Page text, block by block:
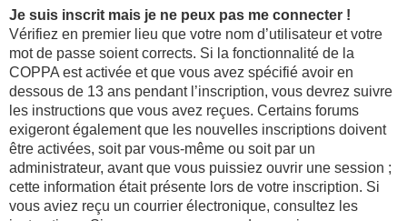
Je suis inscrit mais je ne peux pas me connecter !
Vérifiez en premier lieu que votre nom d’utilisateur et votre
mot de passe soient corrects. Si la fonctionnalité de la
COPPA est activée et que vous avez spécifié avoir en
dessous de 13 ans pendant l’inscription, vous devrez suivre
les instructions que vous avez reçues. Certains forums
exigeront également que les nouvelles inscriptions doivent
être activées, soit par vous-même ou soit par un
administrateur, avant que vous puissiez ouvrir une session ;
cette information était présente lors de votre inscription. Si
vous aviez reçu un courrier électronique, consultez les